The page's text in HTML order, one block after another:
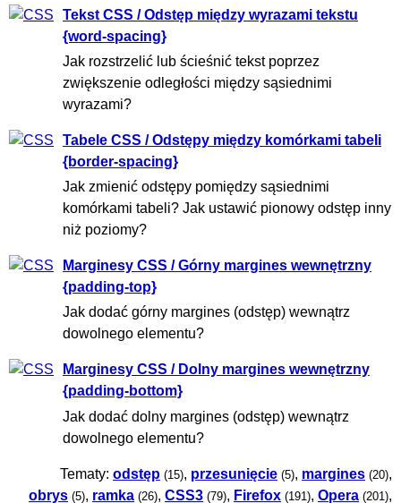
Tekst CSS / Odstęp między wyrazami tekstu
{word-spacing}
Jak rozstrzelić lub ścieśnić tekst poprzez
zwiększenie odległości między sąsiednimi
wyrazami?
Tabele CSS / Odstępy między komórkami tabeli
{border-spacing}
Jak zmienić odstępy pomiędzy sąsiednimi
komórkami tabeli? Jak ustawić pionowy odstęp inny
niż poziomy?
Marginesy CSS / Górny margines wewnętrzny
{padding-top}
Jak dodać górny margines (odstęp) wewnątrz
dowolnego elementu?
Marginesy CSS / Dolny margines wewnętrzny
{padding-bottom}
Jak dodać dolny margines (odstęp) wewnątrz
dowolnego elementu?
Tematy: odstęp (15), przesunięcie (5), margines (20),
obrys (5), ramka (26), CSS3 (79), Firefox (191), Opera (201),